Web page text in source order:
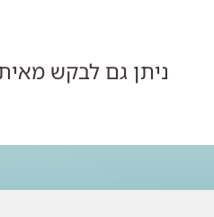
ניתן גם לבקש